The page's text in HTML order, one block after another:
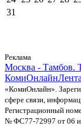
31
Реклама
Москва - Тамбов.
КомиОнлайнЛента
«КомиОнлайн».
сфере связи,
Регистрационный
№ ФС77-72997 от 06